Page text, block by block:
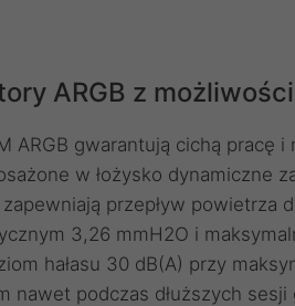
ARGB z
ARGB gwarantują cichą pracę
w łożysko dynamiczne
przepływ powietrza
3,26 mmH2O i
hałasu 30 dB(A) przy
nawet podczas dłuższych